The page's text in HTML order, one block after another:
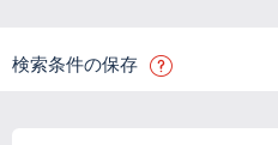
検索条件の保存